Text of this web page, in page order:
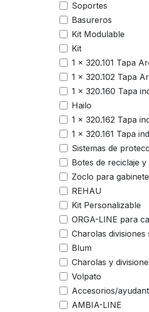
Soportes
Basureros
Kit Modulable
Kit
1 x 320.101 Tapa
1 x 320.102 Tapa
1 x 320.160 Tapa
Hailo
1 x 320.162 Tapa
1 x 320.161 Tapa
Sistemas de
Botes de reciclaje
Zoclo para
REHAU
Kit Personalizable
ORGA-LINE para
Charolas
Blum
Charolas y
Volpato
Accesorios/
AMBIA-LINE